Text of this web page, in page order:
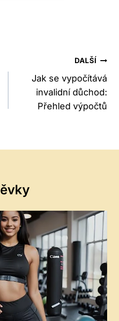
DALŠÍ
Jak se vypočítává
invalidní důchod:
Přehled výpočtů